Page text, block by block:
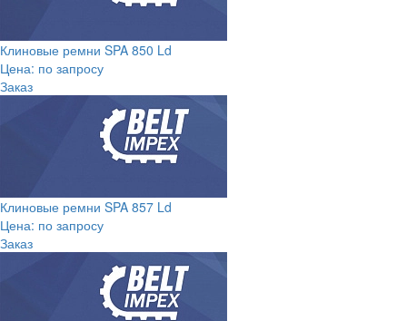
Клиновые ремни SPA 850 Ld
Цена: по запросу
Заказ
Клиновые ремни SPA 857 Ld
Цена: по запросу
Заказ